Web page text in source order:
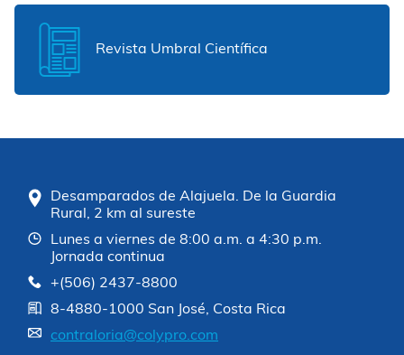
Revista Umbral Científica
Desamparados de Alajuela. De la Guardia
Rural, 2 km al sureste
Lunes a viernes de 8:00 a.m. a 4:30 p.m.
Jornada continua
+(506) 2437-8800
8-4880-1000 San José, Costa Rica
contraloria@colypro.com